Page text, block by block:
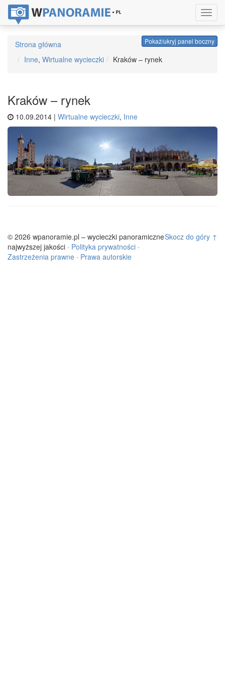
Pokaż/ukryj panel boczny
Strona główna
Inne, Wirtualne wycieczki Kraków – rynek
Kraków – rynek
10.09.2014 | Wirtualne wycieczki, Inne
Skocz do góry ↑
© 2026 wpanoramie.pl – wycieczki panoramiczne
najwyższej jakości · Polityka prywatności ·
Zastrzeżenia prawne · Prawa autorskie